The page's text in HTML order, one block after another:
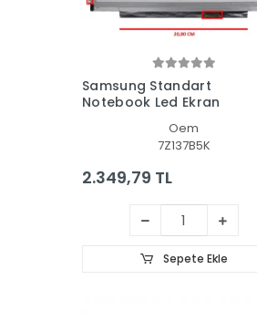
Samsung Standart
Notebook Led Ekran
Oem
7Z137B5K
2.349,79 TL
Sepete Ekle